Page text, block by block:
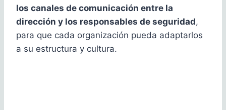
los canales de comunicación entre la
dirección y los responsables de seguridad,
para que cada organización pueda adaptarlos
a su estructura y cultura.